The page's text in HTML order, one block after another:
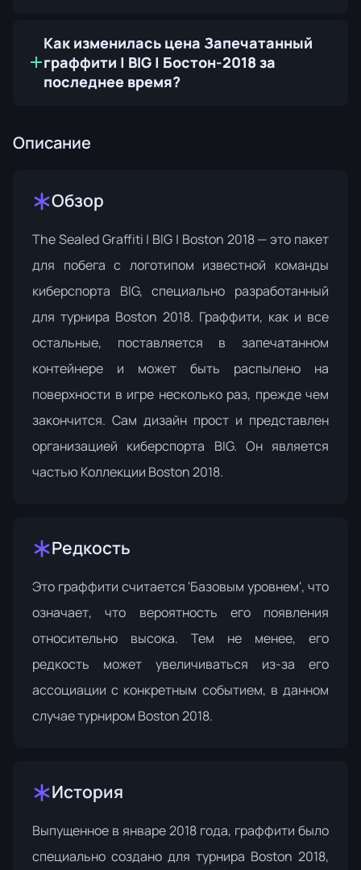
Как изменилась цена Запечатанный
граффити | BIG | Бостон-2018 за
последнее время?
Описание
Обзор
The Sealed Graffiti | BIG | Boston 2018 — это пакет
для побега с логотипом известной команды
киберспорта BIG, специально разработанный
для турнира Boston 2018. Граффити, как и все
остальные, поставляется в запечатанном
контейнере и может быть распылено на
поверхности в игре несколько раз, прежде чем
закончится. Сам дизайн прост и представлен
организацией киберспорта BIG. Он является
частью Коллекции Boston 2018.
Редкость
Это граффити считается 'Базовым уровнем', что
означает, что вероятность его появления
относительно высока. Тем не менее, его
редкость может увеличиваться из-за его
ассоциации с конкретным событием, в данном
случае турниром Boston 2018.
История
Выпущенное в январе 2018 года, граффити было
специально создано для турнира Boston 2018,